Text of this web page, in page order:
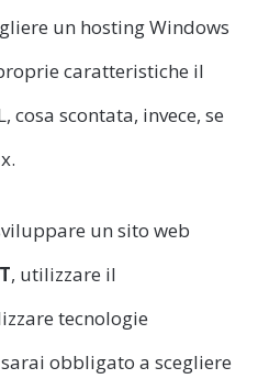
un hosting Windows
caratteristiche il
cosa scontata, invece, se
un sito web
, utilizzare il
tecnologie
sarai obbligato a scegliere